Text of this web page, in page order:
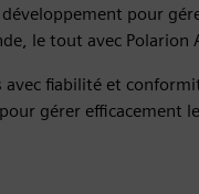
pour
le tout avec Polarion
fiabilité et
gérer efficacement